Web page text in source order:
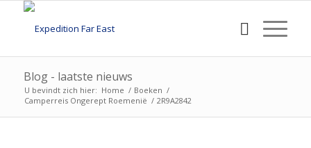
Blog - laatste nieuws
U bevindt zich hier: Home / Boeken /
Camperreis Ongerept Roemenië / 2R9A2842